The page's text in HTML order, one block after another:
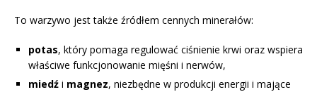
To warzywo jest także źródłem cennych minerałów:
potas, który pomaga regulować ciśnienie krwi oraz wspiera
właściwe funkcjonowanie mięśni i nerwów,
miedź i magnez, niezbędne w produkcji energii i mające